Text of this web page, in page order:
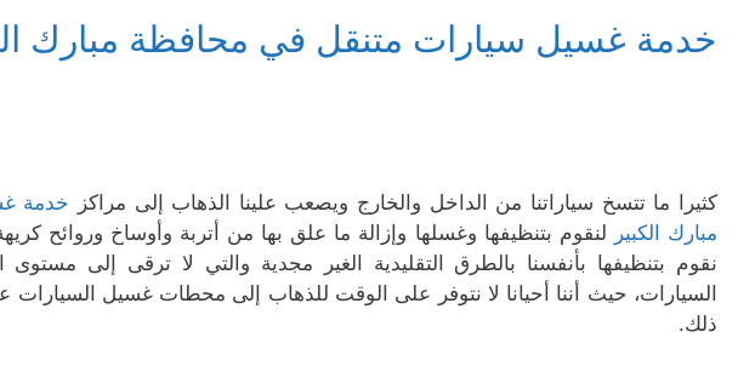
خدمة غسيل سيارات متنقل في محافظة مبارك
كثيرا ما تتسخ سياراتنا من الداخل والخارج ويصعب علينا الذهاب إلى مراكز خدمة
مبارك الكبير لنقوم بتنظيفها وغسلها وإزالة ما علق بها من أتربة وأوساخ وروائح
نقوم بتنظيفها بأنفسنا بالطرق التقليدية الغير مجدية والتي لا ترقى إلى
السيارات، حيث أننا أحيانا لا نتوفر على الوقت للذهاب إلى محطات غسيل السيارات
ذلك.